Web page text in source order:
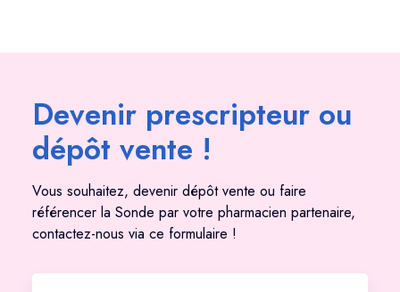
Devenir prescripteur ou
dépôt vente !
Vous souhaitez, devenir dépôt vente ou faire
référencer la Sonde par votre pharmacien partenaire,
contactez-nous via ce formulaire !